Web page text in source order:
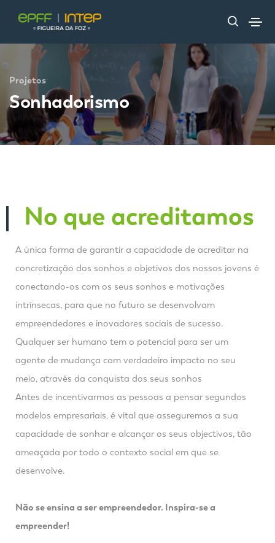
Projetos
Sonhadorismo
No que acreditamos
A única forma de garantir a capacidade de acreditar na
concretização dos sonhos e objetivos dos nossos jovens é
conectando-os com os seus sonhos e motivações
intrínsecas, para que no futuro se desenvolvam
empreendedores e inovadores sociais de sucesso.
Qualquer ser humano tem o potencial para ser um
agente de mudança com verdadeiro impacto no seu
meio, através da conquista dos seus sonhos
Antes de incentivarmos as pessoas a pensar segundos
modelos empresariais, é vital que asseguremos a sua
capacidade de sonhar e alcançar os seus objectivos, tão
ameaçada por todo o contexto social em que se
desenvolve.
Não se ensina a ser empreendedor. Inspira-se a
empreender!